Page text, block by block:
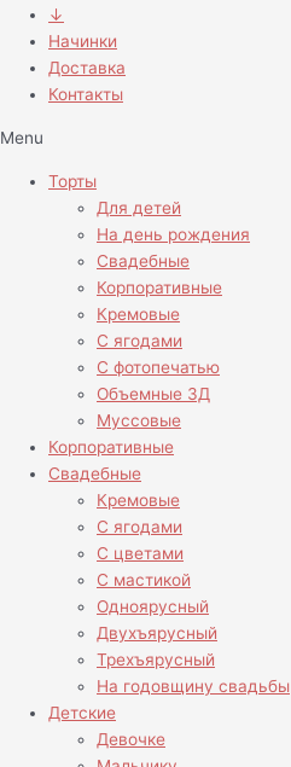
↓
Начинки
Доставка
Контакты
Menu
Торты
Для детей
На день рождения
Свадебные
Корпоративные
Кремовые
С ягодами
С фотопечатью
Объемные 3Д
Муссовые
Корпоративные
Свадебные
Кремовые
С ягодами
С цветами
С мастикой
Одноярусный
Двухъярусный
Трехъярусный
На годовщину свадьбы
Детские
Девочке